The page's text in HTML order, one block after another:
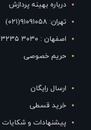
درباره بهینه پردازش
تهران: ۹۱۰۹۱۰۵۸(۰۲۱)
اصفهان : ۳۰۳۰ ۳۲۳۵ (۰۳۱)
حریم خصوصی
ارسال رایگان
خرید قسطی
پیشنهادات و شکایات